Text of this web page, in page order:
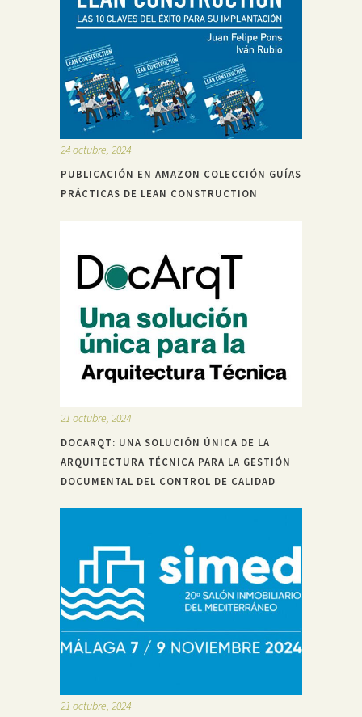
24 octubre, 2024
PUBLICACIÓN EN AMAZON COLECCIÓN GUÍAS
PRÁCTICAS DE LEAN CONSTRUCTION
21 octubre, 2024
DOCARQT: UNA SOLUCIÓN ÚNICA DE LA
ARQUITECTURA TÉCNICA PARA LA GESTIÓN
DOCUMENTAL DEL CONTROL DE CALIDAD
21 octubre, 2024